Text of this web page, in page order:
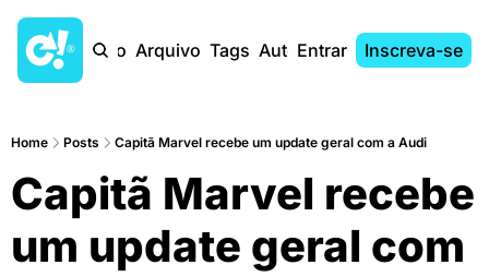
Início Arquivo Tags AutoresEntrar Inscreva-se
Home Posts Capitã Marvel recebe um update geral com a Audi
Capitã Marvel recebe
um update geral com